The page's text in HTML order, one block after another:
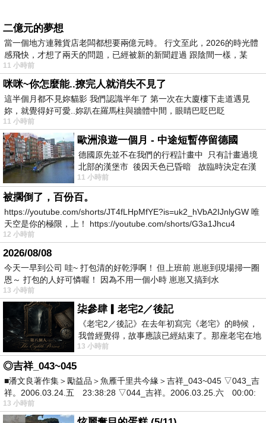
二億元的夢想
當一個地方連雜貨店老闆都想要兩億元時。 行文至此，2026的時光體
感飛快，才想了兩天的問題，已經被新的新聞趕過 跟陰間一樣，某
11 小時前
咪咪~你怎麼能..撩完人就消失不見了
這半個月都不見妳貓影 我們認識半年了 第一次在大廈樓下走道遇見
妳，就覺得好可愛..妳趴在羅馬柱與牆體中間，眼睛巴眨巴眨
11 小時前
歐洲浪遊一個月 - 中途短暫停留德國
德國原先並不在我們的行程計畫中 只有計畫過境
北部的漢堡市 後因天色已昏暗 故臨時決定在漢
堡市吃晚餐和過夜
11 小時前
被擱倒了，百份百。
https://youtube.com/shorts/JT4fLHpMfYE?is=uk2_hVbA2IJnlyGW 唯
天空是你的極限，上！ https://youtube.com/shorts/G3a1Jhcu4
12 小時前
2026/08/08
今天一早到公司 哇~ 打包清的好乾淨啊！ 但上班前 崽崽到現場掃一圈
恩～ 打包的人好可憐喔！ 因為不用一個小時 崽崽又搞到水
13 小時前
柒參肆▎老宅2／後記
《老宅2／後記》在去年初寫完《老宅》的時候，
我曾經覺得，故事應該已經結束了。那座老宅在地
震中倒塌，七個人終於離開那片黑暗，
13 小時前
◎吉祥_043~045
■潘文良著作集＞勵益品＞魚雁千里共今緣＞吉祥_043~045 ▽043_吉
祥。2006.03.24.五 23:38:28 ▽044_吉祥。2006.03.25.六 00:00:
13 小時前